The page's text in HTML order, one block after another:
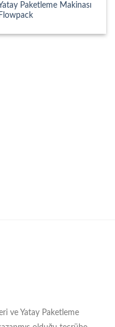
Paketleme Makinası
Flowpack
ve Yatay Paketleme